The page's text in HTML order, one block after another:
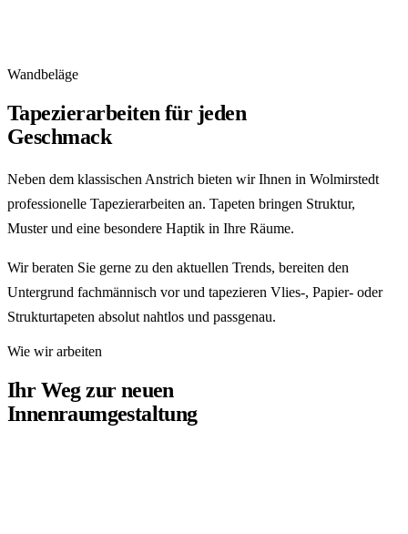
Wandbeläge
Tapezierarbeiten für jeden
Geschmack
Neben dem klassischen Anstrich bieten wir Ihnen in Wolmirstedt
professionelle Tapezierarbeiten an. Tapeten bringen Struktur,
Muster und eine besondere Haptik in Ihre Räume.
Wir beraten Sie gerne zu den aktuellen Trends, bereiten den
Untergrund fachmännisch vor und tapezieren Vlies-, Papier- oder
Strukturtapeten absolut nahtlos und passgenau.
Wie wir arbeiten
Ihr Weg zur neuen
Innenraumgestaltung